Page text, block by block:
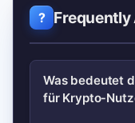
Frequently
Was bedeutet
für